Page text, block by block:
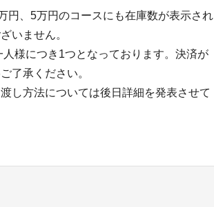
、5万円のコースにも在庫数が表示され
いません。
様につき1つとなっております。決済が
了承ください。
し方法については後日詳細を発表させて